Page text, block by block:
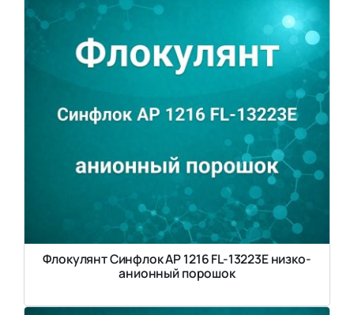
Флокулянт Синфлок AP 1216 FL-13223E низко-
анионный порошок